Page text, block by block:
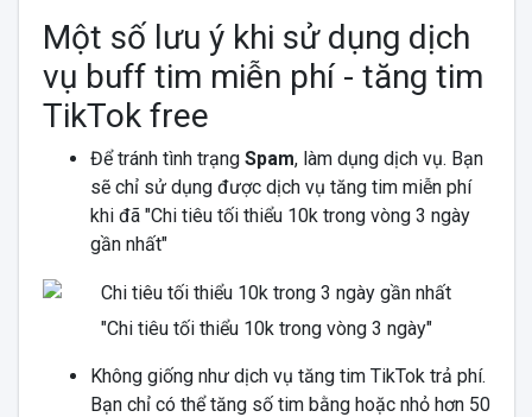
Một số lưu ý khi sử dụng dịch
vụ buff tim miễn phí - tăng tim
TikTok free
Để tránh tình trạng Spam, làm dụng dịch vụ. Bạn
sẽ chỉ sử dụng được dịch vụ tăng tim miễn phí
khi đã "Chi tiêu tối thiểu 10k trong vòng 3 ngày
gần nhất"
"Chi tiêu tối thiểu 10k trong vòng 3 ngày"
Không giống như dịch vụ tăng tim TikTok trả phí.
Bạn chỉ có thể tăng số tim bằng hoặc nhỏ hơn 50